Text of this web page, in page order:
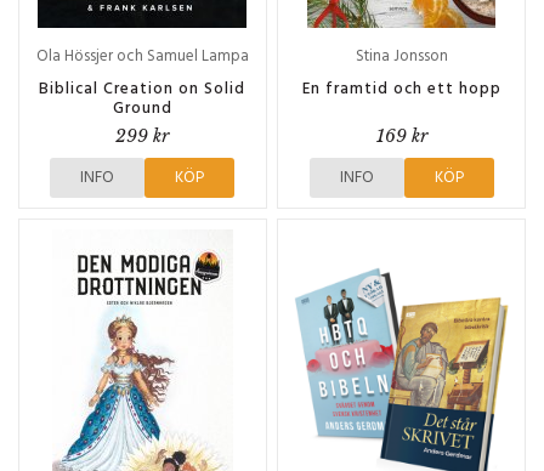
Ola Hössjer och Samuel Lampa
Biblical Creation on Solid
Ground
299 kr
INFO KÖP
Stina Jonsson
En framtid och ett hopp
169 kr
INFO KÖP